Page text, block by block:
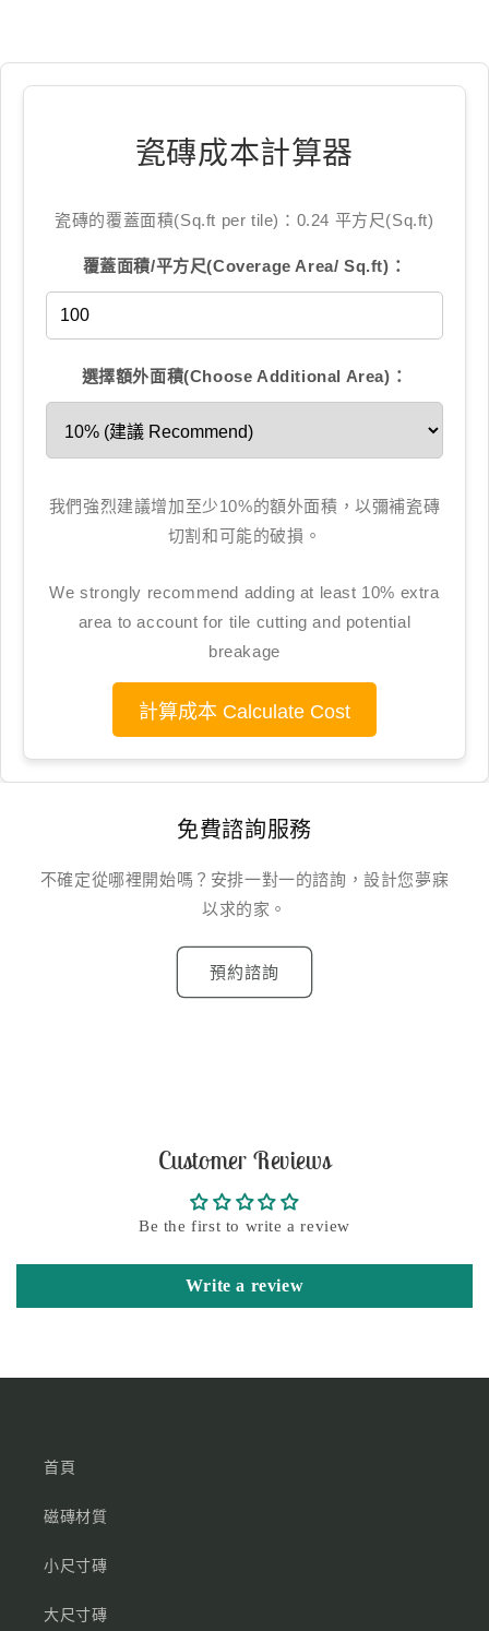
瓷磚成本計算器
瓷磚的覆蓋面積(Sq.ft per tile)：0.24 平方尺(Sq.ft)
覆蓋面積/平方尺(Coverage Area/ Sq.ft)：
選擇額外面積(Choose Additional Area)：
我們強烈建議增加至少10%的額外面積，以彌補瓷磚
切割和可能的破損。
We strongly recommend adding at least 10% extra
area to account for tile cutting and potential
breakage
計算成本 Calculate Cost
免費諮詢服務
不確定從哪裡開始嗎？安排一對一的諮詢，設計您夢寐
以求的家。
預約諮詢
Customer Reviews
Be the first to write a review
Write a review
首頁
磁磚材質
小尺寸磚
大尺寸磚